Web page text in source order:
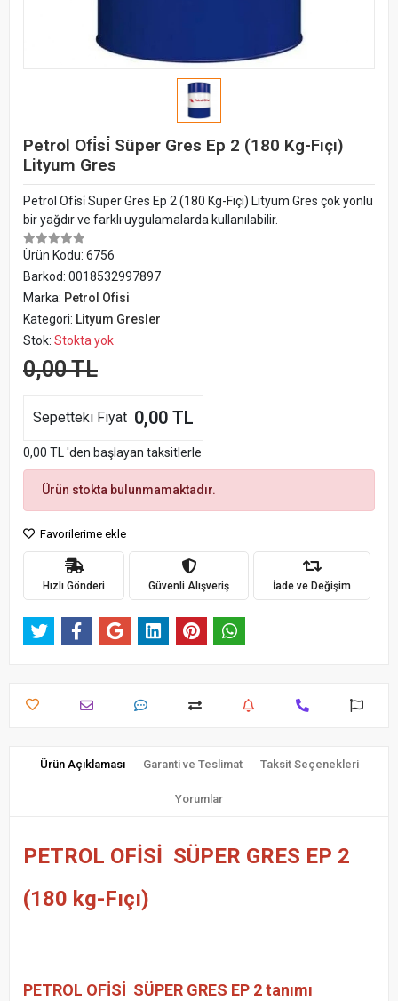
Petrol Ofi̇si̇ Süper Gres Ep 2 (180 Kg-Fıçı)
Lityum Gres
Petrol Ofi̇si̇ Süper Gres Ep 2 (180 Kg-Fıçı) Lityum Gres çok yönlü
bir yağdır ve farklı uygulamalarda kullanılabilir.
Ürün Kodu: 6756
Barkod: 0018532997897
Marka: Petrol Ofisi
Kategori: Lityum Gresler
Stok: Stokta yok
0,00 TL
Sepetteki Fiyat 0,00 TL
0,00 TL 'den başlayan taksitlerle
Ürün stokta bulunmamaktadır.
Favorilerime ekle
Hızlı Gönderi Güvenli Alışveriş İade ve Değişim
Ürün Açıklaması Garanti ve Teslimat Taksit Seçenekleri
Yorumlar
PETROL OFİSİ SÜPER GRES EP 2
(180 kg-Fıçı)
PETROL OFİSİ SÜPER GRES EP 2tanımı